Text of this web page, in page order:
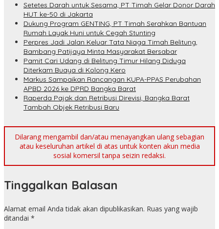
Setetes Darah untuk Sesama, PT Timah Gelar Donor Darah
HUT ke-50 di Jakarta
Dukung Program GENTING, PT Timah Serahkan Bantuan
Rumah Layak Huni untuk Cegah Stunting
Perpres Jadi Jalan Keluar Tata Niaga Timah Belitung,
Bambang Patijaya Minta Masyarakat Bersabar
Pamit Cari Udang di Belitung Timur Hilang Diduga
Diterkam Buaya di Kolong Kero
Markus Sampaikan Rancangan KUPA-PPAS Perubahan
APBD 2026 ke DPRD Bangka Barat
Raperda Pajak dan Retribusi Direvisi, Bangka Barat
Tambah Objek Retribusi Baru
Dilarang mengambil dan/atau menayangkan ulang sebagian
atau keseluruhan artikel di atas untuk konten akun media
sosial komersil tanpa seizin redaksi.
Tinggalkan Balasan
Alamat email Anda tidak akan dipublikasikan. Ruas yang wajib
ditandai *